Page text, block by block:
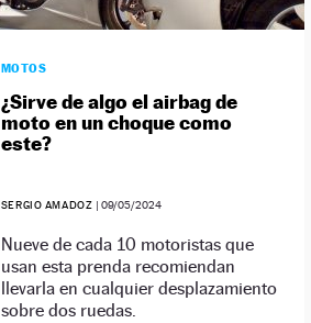
MOTOS
¿Sirve de algo el airbag de
moto en un choque como
este?
SERGIO AMADOZ | 09/05/2024
Nueve de cada 10 motoristas que
usan esta prenda recomiendan
llevarla en cualquier desplazamiento
sobre dos ruedas.